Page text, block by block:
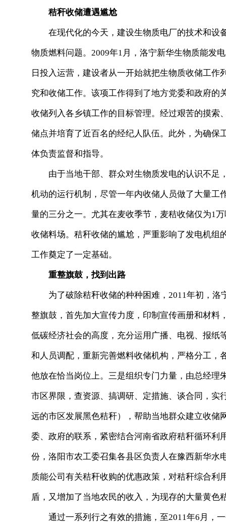
秸秆收储遭遇尴尬
在现代化的今天，建设生物质电厂的技术和设
物质燃料问题。2009年1月，洛宁新华生物质能发
日投入运营，建设者从一开始就把生物质收储工
究和收储工作。该项工作得到了地方党委和政府
收储列入各乡镇工作的目标管理。经过艰苦的摸索
储点并培育了近百名的经纪人队伍。此外，为确
体负责监督和指导。
由于当地干部、群众对生物质发电的认识不足
机动的运行机制，尽管一年内收储人员做了大量工
量的三分之一。尤其在麦收季节，麦秸收储仅为1
收储料场。秸秆收储的尴尬，严重影响了发电机
工作奠定了一定基础。
重整旗鼓，找到出路
为了破除秸秆收储的种种困难，2011年初，洛
整旗鼓，首先加大宣传力度，印制宣传画册和材
低碳经济社会的高度，充分运用广播、电视、报
和人员调配，重新完善燃料收储机构，严格分工
他放在恰当岗位上。三是组织专门力量，由总经
市区界限，查资源、搞调研、定措施、谈合同，实
远的市区发展黑色秸秆），帮助当地群众建立收
委、政府的联系，紧密结合河南省政府秸秆循环利
份，洛阳市农工委召集各县区负责人在豫西新华
质能公司有关秸秆收购的优惠政策，对秸秆综合
盾，又增加了当地农民的收入，为现存的大量黄色
通过一系列行之有效的措施，至2011年6月，一